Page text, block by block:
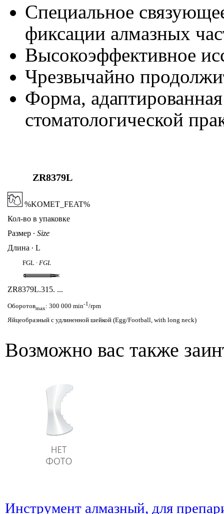
Специальное
фиксации алмазных
Высокоэффективное
Чрезвычайно
Форма,
стоматологической
ZR8379L
%KOMET_FEAT%
Кол-во в упаковке
Размер ∙ Size
Длина ∙ L
FGL ∙ FGL
ZR8379L.315. ...
Оборотовmax: 300 000 min-1 /rpm
Яйцеобразный с удлиненной шейкой (Egg/Football, with long neck)
Возможно вас также
Инструмент алмазный, для